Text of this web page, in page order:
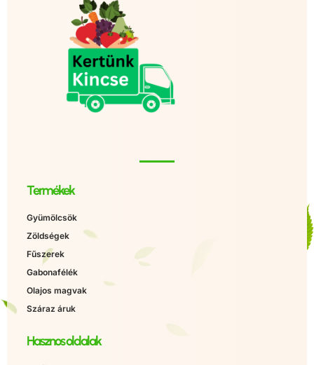
Termékek
Gyümölcsök
Zöldségek
Fűszerek
Gabonafélék
Olajos magvak
Száraz áruk
Hasznos oldalak